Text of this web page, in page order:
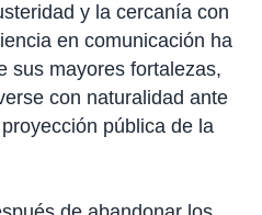
y la cercanía con
en comunicación ha
sus mayores fortalezas,
con naturalidad ante
pública de la